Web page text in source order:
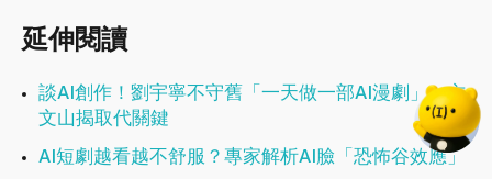
延伸閱讀
談AI創作！劉宇寧不守舊「一天做一部AI漫劇」、方
文山揭取代關鍵
AI短劇越看越不舒服？專家解析AI臉「恐怖谷效應」